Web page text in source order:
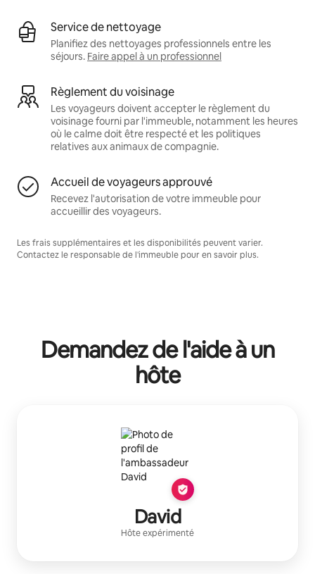
Service de nettoyage
Planifiez des nettoyages professionnels entre les
séjours. Faire appel à un professionnel
Règlement du voisinage
Les voyageurs doivent accepter le règlement du
voisinage fourni par l'immeuble, notamment les heures
où le calme doit être respecté et les politiques
relatives aux animaux de compagnie.
Accueil de voyageurs approuvé
Recevez l'autorisation de votre immeuble pour
accueillir des voyageurs.
Les frais supplémentaires et les disponibilités peuvent varier.
Contactez le responsable de l'immeuble pour en savoir plus.
Demandez de l'aide à un
hôte
David
Hôte expérimenté